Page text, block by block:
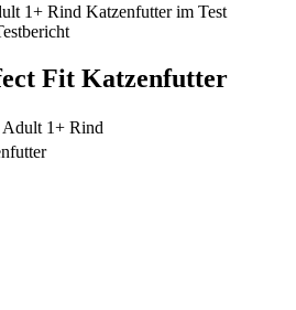
1+ Rind Katzenfutter im Test
Fit Katzenfutter
1+ Rind